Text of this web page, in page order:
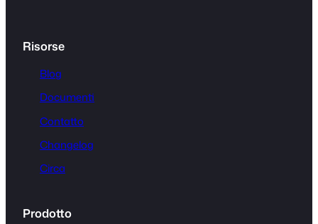
Risorse
Blog
Documenti
Contatto
Changelog
Circa
Prodotto